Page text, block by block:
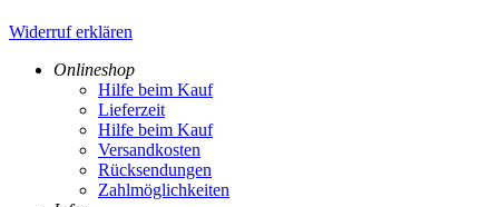
Widerruf erklären
Onlineshop
Hilfe beim Kauf
Lieferzeit
Hilfe beim Kauf
Versandkosten
Rücksendungen
Zahlmöglichkeiten